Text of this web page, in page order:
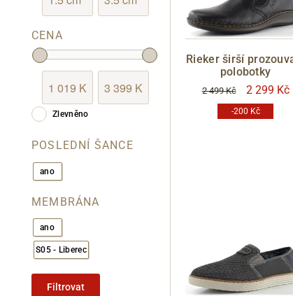
CENA
Zlevněno
POSLEDNÍ ŠANCE
ano
MEMBRÁNA
ano
S05 - Liberec
Filtrovat
Rieker širší
polobotky
2 499 Kč 2 299 Kč
-200 Kč